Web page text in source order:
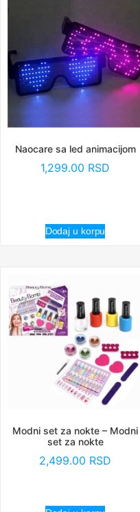
Naocare sa led animacijom
1,299.00 RSD
Dodaj u korpu
Modni set za nokte – Modni
set za nokte
2,499.00 RSD